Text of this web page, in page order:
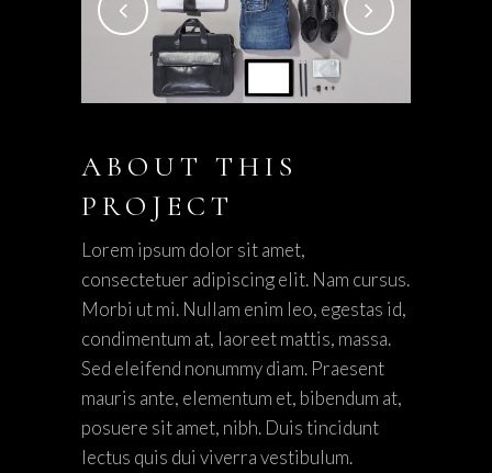
ABOUT THIS
PROJECT
Lorem ipsum dolor sit amet,
consectetuer adipiscing elit. Nam cursus.
Morbi ut mi. Nullam enim leo, egestas id,
condimentum at, laoreet mattis, massa.
Sed eleifend nonummy diam. Praesent
mauris ante, elementum et, bibendum at,
posuere sit amet, nibh. Duis tincidunt
lectus quis dui viverra vestibulum.